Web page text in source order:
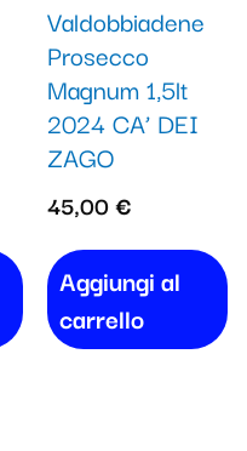
Valdobbiadene
Prosecco
Magnum 1,5lt
2024 CA’ DEI
ZAGO
45,00€
Aggiungi al
carrello